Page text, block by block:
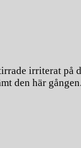
irriterat på
den här gången.